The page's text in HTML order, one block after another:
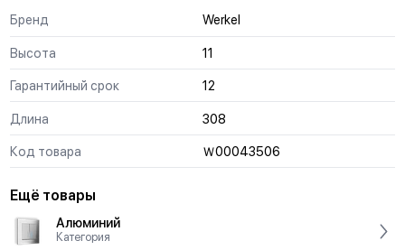
Бренд Werkel
Высота 11
Гарантийный срок 12
Длина 308
Код товара Ｗ0004З506
Ещё товары
Алюминий
Категория